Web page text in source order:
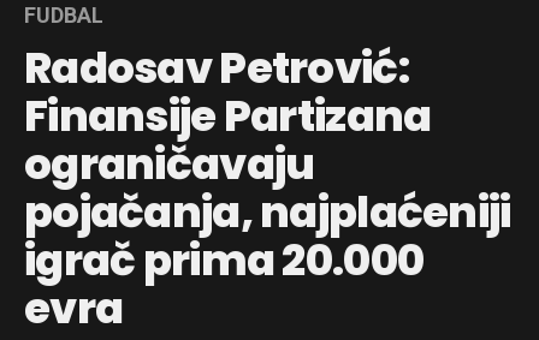
FUDBAL
Radosav Petrović:
Finansije Partizana
ograničavaju
pojačanja, najplaćeniji
igrač prima 20.000
evra